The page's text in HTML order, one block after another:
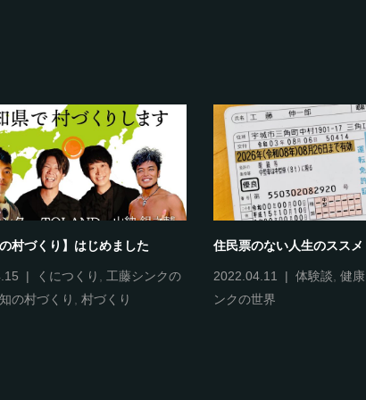
村づくり】はじめました
くにつくり
工藤シンクの
の村づくり
村づくり
住民票のない人生のススメ
2022.04.11 体験談 健康,
ンクの世界